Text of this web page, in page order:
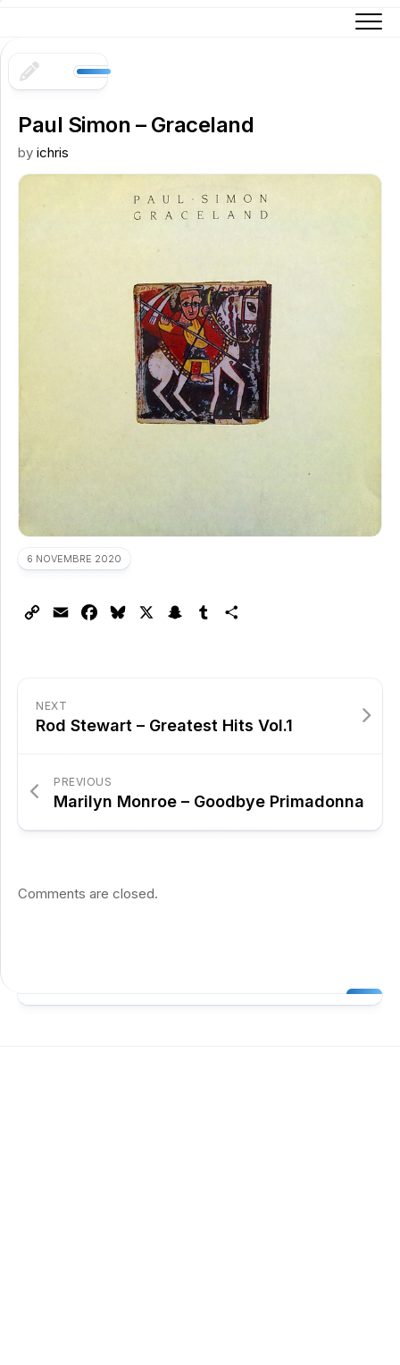
content
Paul Simon – Graceland
by ichris
6 NOVEMBRE 2020
Copy Email FacebookBluesky Snapchat
Tumblr
NEXT
Rod Stewart – Greatest Hits Vol.1
PREVIOUS
Marilyn Monroe – Goodbye Primadonna
Comments are closed.